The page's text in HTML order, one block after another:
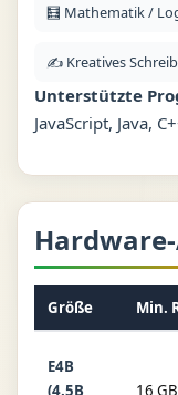
🧮 Mathematik /
✍️ Kreatives
Unterstützte
JavaScript, Java,
Größe Min.
E4B
(4.5B
16 GB